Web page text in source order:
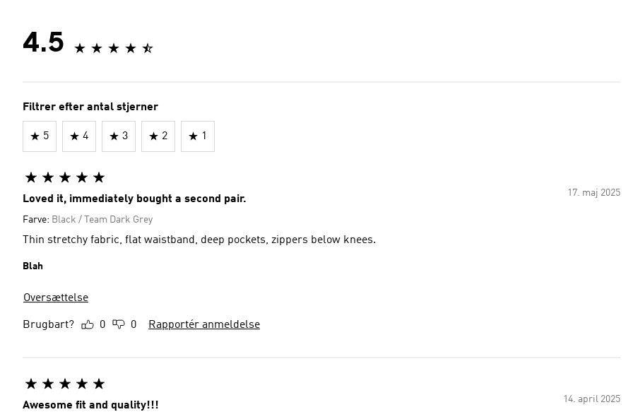
4.5
Filtrer efter antal stjerner
5 4 3 2 1
17. maj 2025
Loved it, immediately bought a second pair.
Farve: Black / Team Dark Grey
Thin stretchy fabric, flat waistband, deep pockets, zippers below knees.
Blah
Oversættelse
Brugbart? 0 0 Rapportér anmeldelse
14. april 2025
Awesome fit and quality!!!